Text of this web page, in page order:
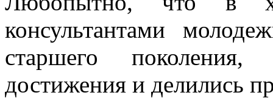
консультантами
старшего
достижения и делились